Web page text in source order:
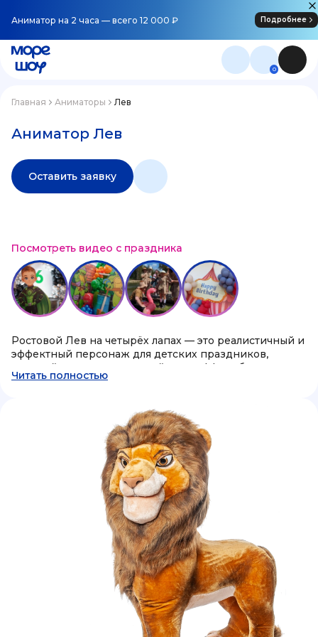
Аниматор на 2 часа — всего 12 000 ₽ Подробнее
0
Главная Аниматоры Лев
Аниматор Лев
Оставить заявку
Посмотреть видео с праздника
Ростовой Лев на четырёх лапах — это реалистичный и
эффектный персонаж для детских праздников,
который создает настоящий wow-эффект благодаря
необычному формату костюма и максимально живому
особенно впечатляюще, двигается на четырех лапах и
помогает полностью погрузить детей в атмосферу
настоящего сафари или сказочного приключения.
Формат отлично подходит для дня рождения,
тематической вечеринки, family day, выпускного или
большого детского мероприятия.
Во время программы ростовой Лев взаимодействует
с детьми, участвует в интерактивных играх, встречает
гостей, проводит фотосессии и становится частью
праздничного шоу. Благодаря реалистичному
внешнему виду персонаж вызывает у детей сильные
эмоции и мгновенно становится центральным героем
мероприятия. В программу могут входить игровые
задания, тематические активности, танцевальные
интерактивы и мини-приключения в стиле дикой
Главной особенностью ростового Льва на четырёх
Читать полностью